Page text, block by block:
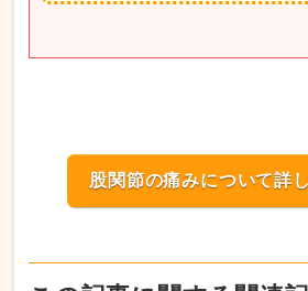
股関節の痛みについて詳